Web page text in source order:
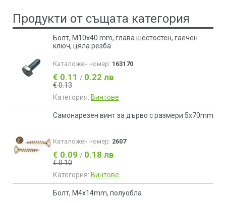
Продукти от същата категория
Болт, M10x40 mm, глава шестостен, гаечен
ключ, цяла резба
Каталожен номер: 163170
€ 0.11 / 0.22 лв
€ 0.13
Категория: Винтове
Самонарезен винт за дърво с размери 5x70mm
Каталожен номер: 2607
€ 0.09 / 0.18 лв
€ 0.10
Категория: Винтове
Болт, М4x14mm, полуобла